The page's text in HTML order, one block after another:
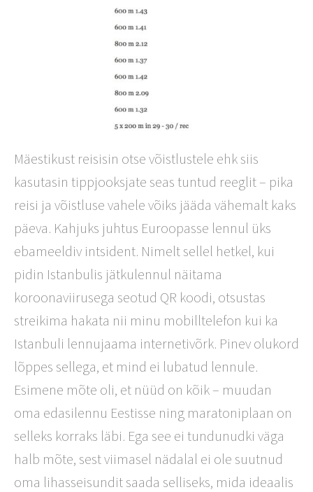
Mäestikust reisisin otse võistlustele ehk siis
kasutasin tippjooksjate seas tuntud reeglit – pika
reisi ja võistluse vahele võiks jääda vähemalt kaks
päeva. Kahjuks juhtus Euroopasse lennul üks
ebameeldiv intsident. Nimelt sellel hetkel, kui
pidin Istanbulis jätkulennul näitama
koroonaviirusega seotud QR koodi, otsustas
streikima hakata nii minu mobilltelefon kui ka
Istanbuli lennujaama internetivõrk. Pinev olukord
lõppes sellega, et mind ei lubatud lennule.
Esimene mõte oli, et nüüd on kõik – muudan
oma edasilennu Eestisse ning maratoniplaan on
selleks korraks läbi. Ega see ei tundunudki väga
halb mõte, sest viimasel nädalal ei ole suutnud
oma lihasseisundit saada selliseks, mida ideaalis